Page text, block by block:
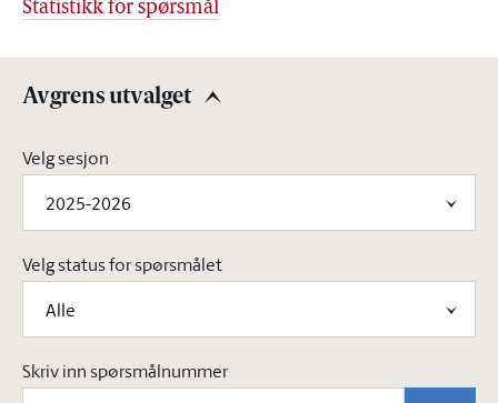
Statistikk for spørsmål
Avgrens utvalget
Velg sesjon
2025-2026
Velg status for spørsmålet
Alle
Skriv inn spørsmålnummer